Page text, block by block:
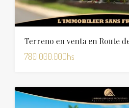
780 000.00Dhs